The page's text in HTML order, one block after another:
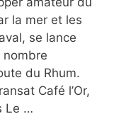
la mer et les
se lance
du Rhum.
Café l’Or,
Le …